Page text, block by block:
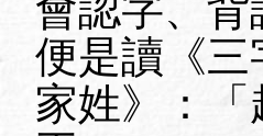
便是讀《
家姓》：